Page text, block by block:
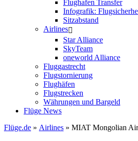
Flughafen Transfer
Infografik:
Sitzabstand
Airlines
Star Alliance
SkyTeam
oneworld Alliance
Fluggastrecht
Flugstornierung
Flughäfen
Flugstrecken
Währungen und Bargeld
Flüge News
Flüge.de » Airlines » MIAT Mongolian